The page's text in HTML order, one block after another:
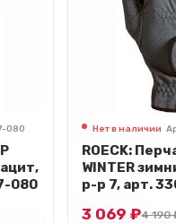
080 Нет в наличии
ROECK:
WINTER
р-р 7,5, арт.
3 069₽4 190